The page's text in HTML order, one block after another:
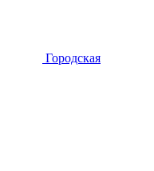
Городская